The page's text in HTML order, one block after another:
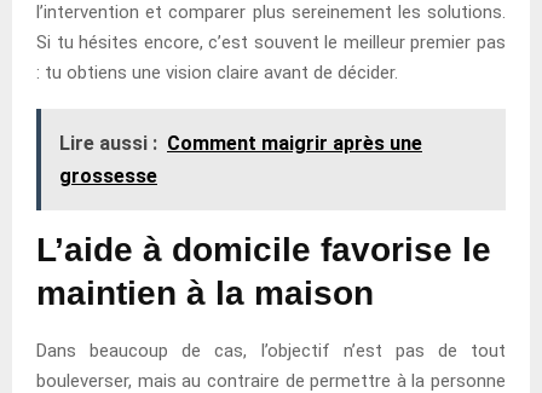
l’intervention et comparer plus sereinement les solutions.
Si tu hésites encore, c’est souvent le meilleur premier pas
: tu obtiens une vision claire avant de décider.
Lire aussi : Comment maigrir après une
grossesse
L’aide à domicile favorise le
maintien à la maison
Dans beaucoup de cas, l’objectif n’est pas de tout
bouleverser, mais au contraire de permettre à la personne